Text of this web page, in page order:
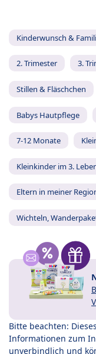
Kinderwunsch &
2. Trimester 3.
Stillen & Fläschchen
Babys Hautpflege
7-12 Monate
Kleinkinder im 3.
Eltern in meiner
Wichteln,
Bitte beachten:
Informationen zum
unverbindlich und